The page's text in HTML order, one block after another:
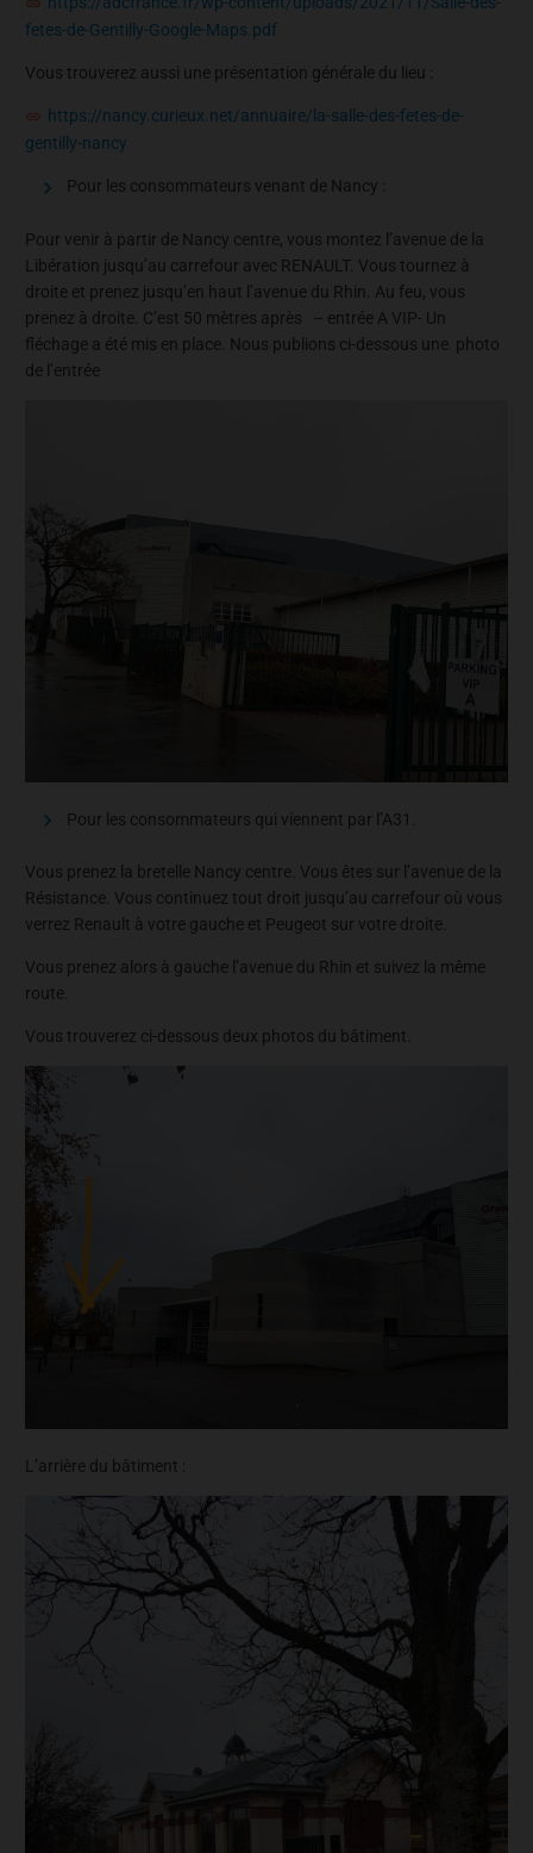
fetes-de-Gentilly-Google-Maps.pdf
Vous trouverez aussi une présentation générale du lieu :
https://nancy.curieux.net/annuaire/la-salle-des-fetes-de-
gentilly-nancy
Pour les consommateurs venant de Nancy :
Pour venir à partir de Nancy centre, vous montez l’avenue de la
Libération jusqu’au carrefour avec RENAULT. Vous tournez à
droite et prenez jusqu’en haut l’avenue du Rhin. Au feu, vous
prenez à droite. C’est 50 mètres après – entrée A VIP- Un
fléchage a été mis en place. Nous publions ci-dessous une photo
de l’entrée
Pour les consommateurs qui viennent par l’A31.
Vous prenez la bretelle Nancy centre. Vous êtes sur l’avenue de la
Résistance. Vous continuez tout droit jusqu’au carrefour où vous
verrez Renault à votre gauche et Peugeot sur votre droite.
Vous prenez alors à gauche l’avenue du Rhin et suivez la même
route.
Vous trouverez ci-dessous deux photos du bâtiment.
L’arrière du bâtiment :